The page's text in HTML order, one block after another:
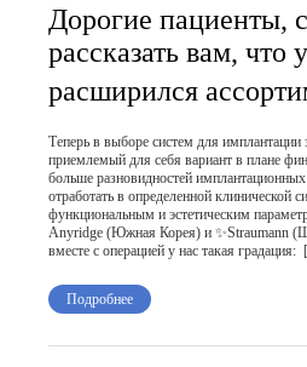
Дорогие пациенты,
рассказать вам, что
расширился
Теперь в выборе систем для
приемлемый для себя вариант в плане
больше разновидностей
отработать в определенной клинической
функциональным и эстетическим
Anyridge (Южная Корея) и ✨Straumann
вместе с операцией у нас такая
Подробнее